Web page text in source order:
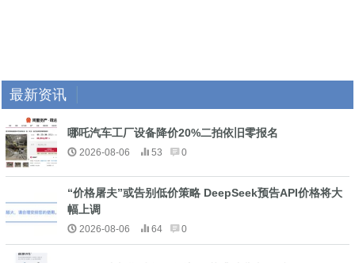
最新资讯
哪吒汽车工厂设备降价20%二拍依旧零报名
2026-08-06 53 0
“价格屠夫”或告别低价策略 DeepSeek预告API价格将大
幅上调
2026-08-06 64 0